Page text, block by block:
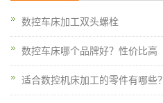
数控车床加工双头螺栓
数控车床哪个品牌好？性价比高
适合数控机床加工的零件有哪些？